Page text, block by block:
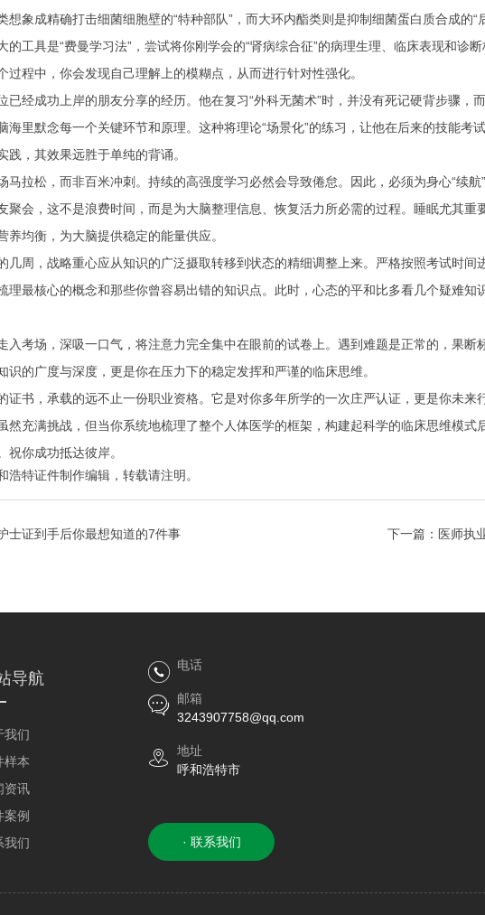
想象成精确打击细菌细胞壁的“特种部队”，而大环内酯类则是抑制细菌蛋白质合成的
的工具是“费曼学习法”，尝试将你刚学会的“肾病综合征”的病理生理、临床表现和
过程中，你会发现自己理解上的模糊点，从而进行针对性强化。
已经成功上岸的朋友分享的经历。他在复习“外科无菌术”时，并没有死记硬背步骤
海里默念每一个关键环节和原理。这种将理论“场景化”的练习，让他在后来的技能
践，其效果远胜于单纯的背诵。
马拉松，而非百米冲刺。持续的高强度学习必然会导致倦怠。因此，必须为身心“续
聚会，这不是浪费时间，而是为大脑整理信息、恢复活力所必需的过程。睡眠尤其
养均衡，为大脑提供稳定的能量供应。
几周，战略重心应从知识的广泛摄取转移到状态的精细调整上来。严格按照考试时
理最核心的概念和那些你曾容易出错的知识点。此时，心态的平和比多看几个疑难
入考场，深吸一口气，将注意力完全集中在眼前的试卷上。遇到难题是正常的，果
识的广度与深度，更是你在压力下的稳定发挥和严谨的临床思维。
证书，承载的远不止一份职业资格。它是对你多年所学的一次庄严认证，更是你未
然充满挑战，但当你系统地梳理了整个人体医学的框架，构建起科学的临床思维模
祝你成功抵达彼岸。
浩特证件制作编辑，转载请注明。
士证到手后你最想知道的7件事 下一篇： 医师执
导航
我们
样本
资讯
案例
我们
电话
邮箱
3243907758@qq.com
地址
呼和浩特市
· 联系我们